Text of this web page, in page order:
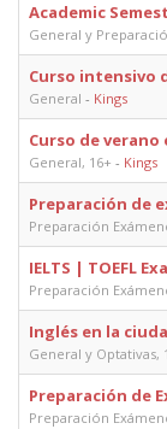
Academic
General y
Curso intensivo
General - Kings
Curso de verano
General, 16+ - Kings
Preparación de
Preparación
IELTS | TOEFL
Preparación
Inglés en la
General y Optativas,
Preparación de
Preparación